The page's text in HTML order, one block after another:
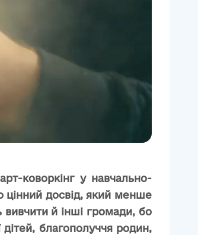
коворкінг у навчально-
цінний досвід, який менше
вивчити й інші громади, бо
дітей, благополуччя родин,